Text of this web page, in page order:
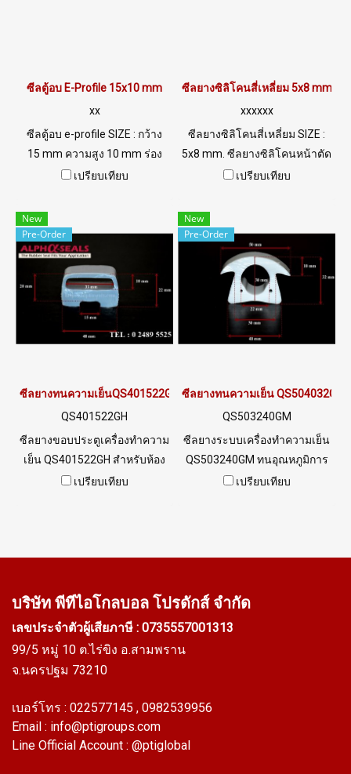
ซีลตู้อบ E-Profile 15x10 mm
xx
ซีลตู้อบ e-profile SIZE : กว้าง
15 mm ความสูง 10 mm ร่อง
เสียบ 2 mm ทนความร้อนได้
-70 to+220 °C ) ซีลยางยืดหยุ่น
สูง ทนความร้อนได้นานต่อเนื่อง
สูงสุด + 220 ํC เหมาะสำหรับ
การใช้งานเป็นซีลยางประกอบ
ซีลตู้อบ อุตสาหกรรมอาหาร Tel:
0 2489 5525 / 09 2656 8846
LINE@ @ptigobal
เปรียบเทียบ
ซีลยางซิลิโคนสี่เหลี่ยม 5x8 mm
xxxxxx
ซีลยางซิลิโคนสี่เหลี่ยม SIZE :
5x8 mm. ซีลยางซิลิโคนหน้าตัด
สี่เหลี่ยม เหมาะสำหรับการใช้
อุณหภูมิสูง+220 C เหมาะ
สำหรับ ซีลตู้อบ ซีลสำหรับ
เครื่องจักร หรือแม้แต่ต้องการใช้
งานที่อุณหภูมิต่ำติดลบทนความ
เย็น-70 C Tel: 0926568846
LINE@ @ptiglobal
เปรียบเทียบ
New
Pre-Order
ซีลยางทนความเย็นQS401522GH
QS401522GH
ซีลยางขอบประตูเครื่องทำความ
เย็น QS401522GH สำหรับห้อง
แช่แข็ง ผลิตอาหารแช่แข็ง ทน
เปรียบเทียบ
New
Pre-Order
ซีลยางทนความเย็น QS504032GM
QS503240GM
ซีลยางระบบเครื่องทำความเย็น
QS503240GM ทนอุณหภูมิการ
ใช้งานต่ำสุด -70 C Food Grade
เปรียบเทียบ
บริษัท พีทีไอโกลบอล โปรดักส์ จำกัด
เลขประจำตัวผู้เสียภาษี : 0735557001313
99/5 หมู่ 10 ต.ไร่ขิง อ.สามพราน
จ.นครปฐม 73210
เบอร์โทร : 022577145 , 0982539956
Email : info@ptigroups.com
Line Official Account : @ptiglobal